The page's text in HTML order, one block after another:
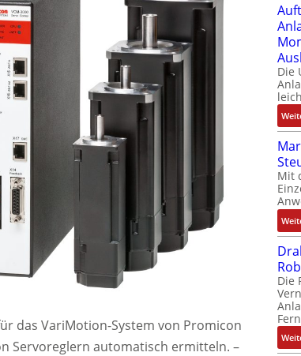
das VariMotion-System von Promicon
Servoreglern automatisch ermitteln. –
Die
Mit
Die